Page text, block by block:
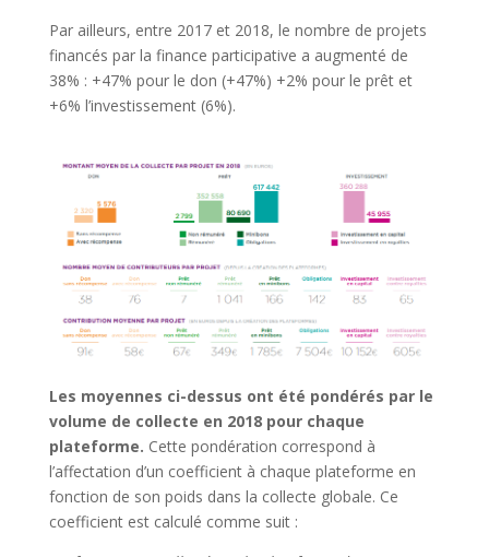
Par ailleurs, entre 2017 et 2018, le nombre de projets
financés par la finance participative a augmenté de
38% : +47% pour le don (+47%) +2% pour le prêt et
+6% l’investissement (6%).
Les moyennes ci-dessus ont été pondérés par le
volume de collecte en 2018 pour chaque
plateforme. Cette pondération correspond à
l’affectation d’un coefficient à chaque plateforme en
fonction de son poids dans la collecte globale. Ce
coefficient est calculé comme suit :